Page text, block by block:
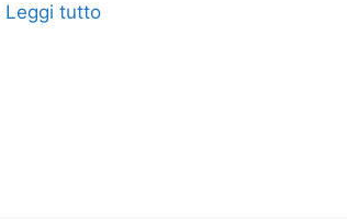
Leggi tutto